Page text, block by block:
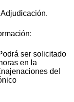
ser solicitado
en la
del